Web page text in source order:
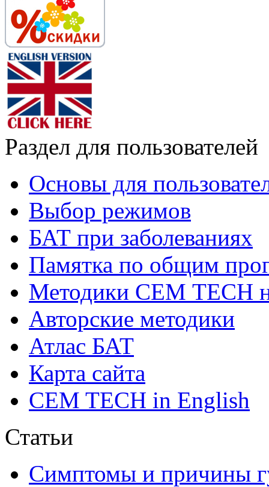
Раздел для пользователей
Основы для
Выбор режимов
БАТ при заболеваниях
Памятка по общим
Методики СЕМ ТЕСН
Авторские методики
Атлас БАТ
Карта сайта
CEM TECH in English
Статьи
Симптомы и причины